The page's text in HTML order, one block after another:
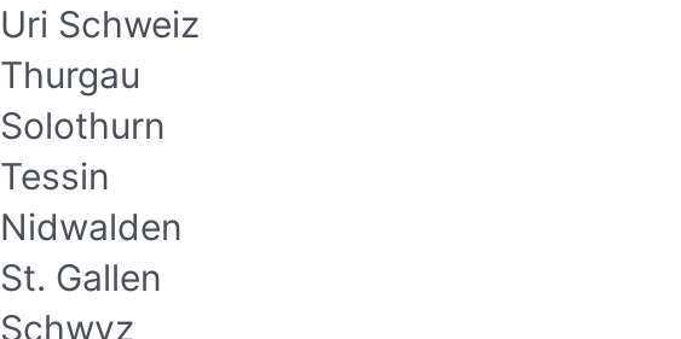
Uri Schweiz
Thurgau
Solothurn
Tessin
Nidwalden
St. Gallen
Schwyz